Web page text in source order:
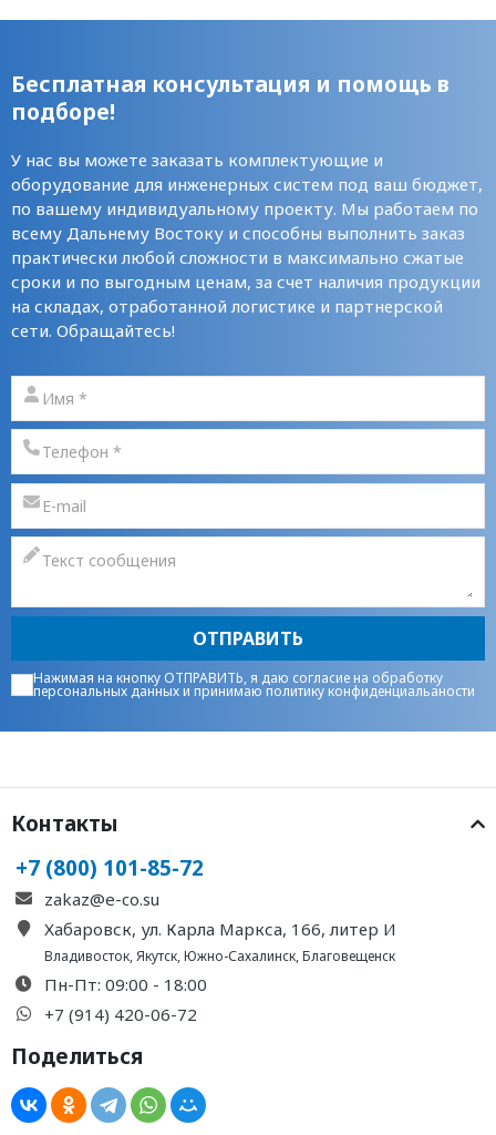
Бесплатная консультация и помощь в
подборе!
У нас вы можете заказать комплектующие и
оборудование для инженерных систем под ваш бюджет,
по вашему индивидуальному проекту. Мы работаем по
всему Дальнему Востоку и способны выполнить заказ
практически любой сложности в максимально сжатые
сроки и по выгодным ценам, за счет наличия продукции
на складах, отработанной логистике и партнерской
сети. Обращайтесь!
ОТПРАВИТЬ
Нажимая на кнопку ОТПРАВИТЬ, я даю согласие на обработку
персональных данныхи принимаюполитику конфиденциальаности
Контакты
+7 (800) 101-85-72
zakaz@e-co.su
Хабаровск, ул. Карла Маркса, 166, литер И
Владивосток,Якутск,Южно-Сахалинск,Благовещенск
Пн-Пт: 09:00 - 18:00
+7 (914) 420-06-72
Поделиться